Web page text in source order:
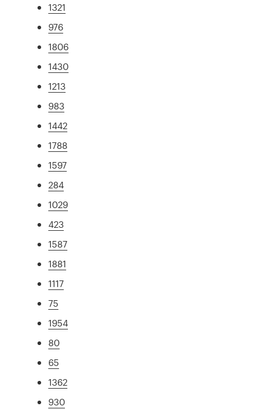
1321
976
1806
1430
1213
983
1442
1788
1597
284
1029
423
1587
1881
1117
75
1954
80
65
1362
930